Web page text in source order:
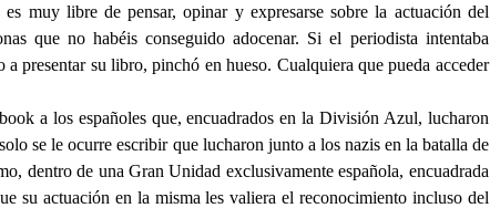
muy libre de pensar, opinar y expresarse sobre la actuación del
que no habéis conseguido adocenar. Si el periodista intentaba
presentar su libro, pinchó en hueso. Cualquiera que pueda acceder
a los españoles que, encuadrados en la División Azul, lucharon
se le ocurre escribir que lucharon junto a los nazis en la batalla de
dentro de una Gran Unidad exclusivamente española, encuadrada
su actuación en la misma les valiera el reconocimiento incluso del